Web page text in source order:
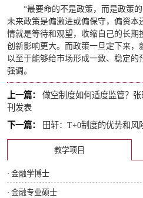
“最要命的不是政策，而是政策
未来政策是偏激进或偏保守，偏资本
情就是等待和观望，收缩自己的长期
创新影响更大。而政策一旦定下来，
以至于能够给市场形成一致、稳定的
强调。
上一篇：
做空制度如何适度监管？
刊发表
下一篇：
田轩：T+0制度的优势和风
教学项目
· 金融学博士
· 金融专业硕士